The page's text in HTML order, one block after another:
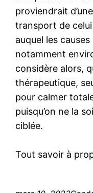
proviendrait
transport de
auquel les
notamment
considère alors,
thérapeutique,
pour calmer
puisqu’on ne la
ciblée.
Tout savoir à